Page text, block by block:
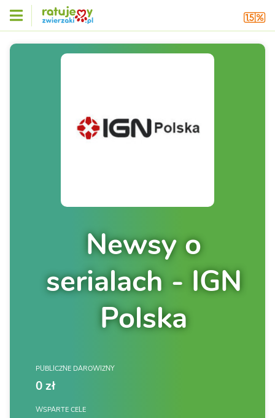
Newsy o
serialach - IGN
Polska
PUBLICZNE DAROWIZNY
0 zł
WSPARTE CELE